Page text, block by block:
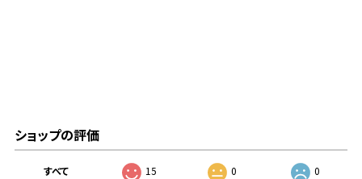
ショップの評価
すべて 15 0 0